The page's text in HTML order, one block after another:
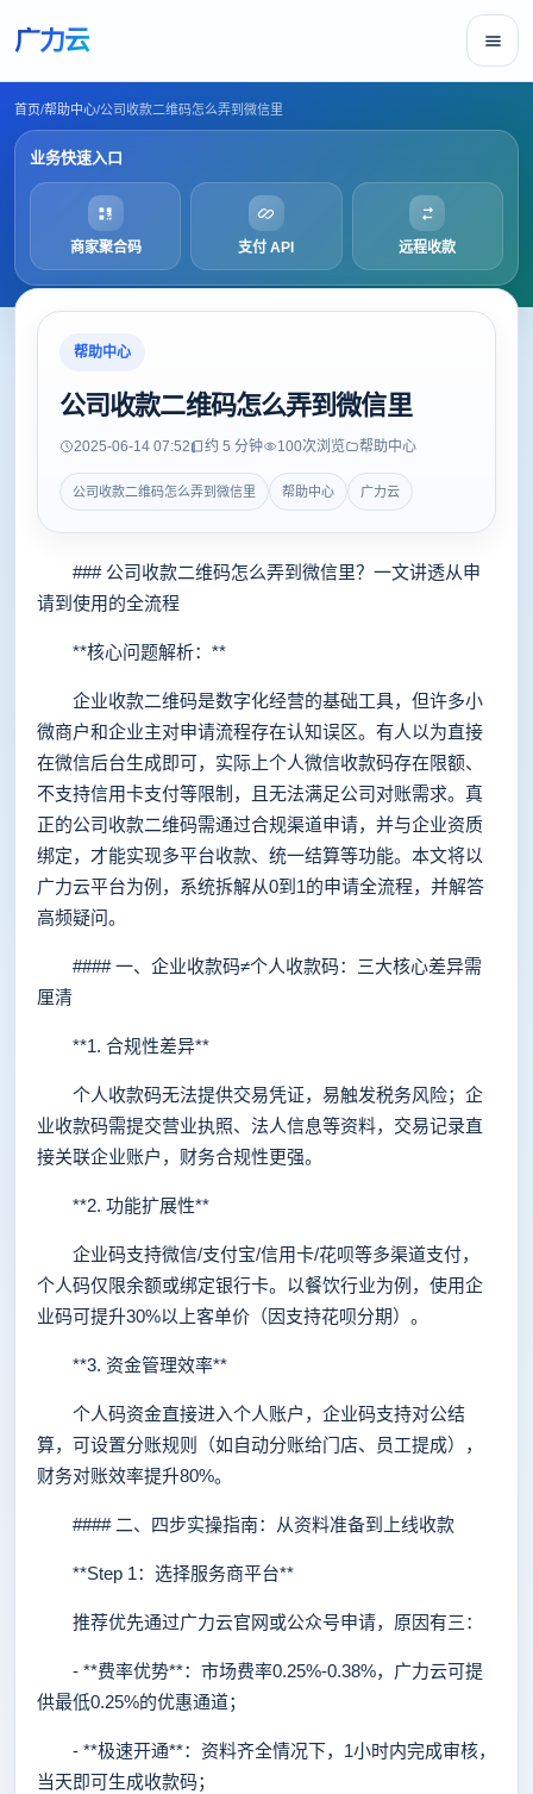
广力云
首页/帮助中心/公司收款二维码怎么弄到微信里
业务快速入口
商家聚合码 支付 API 远程收款
帮助中心
公司收款二维码怎么弄到微信里
2025-06-14 07:52 约 5 分钟 100次浏览 帮助中心
公司收款二维码怎么弄到微信里 帮助中心 广力云
### 公司收款二维码怎么弄到微信里？一文讲透从申
请到使用的全流程
**核心问题解析：**
企业收款二维码是数字化经营的基础工具，但许多小
微商户和企业主对申请流程存在认知误区。有人以为直接
在微信后台生成即可，实际上个人微信收款码存在限额、
不支持信用卡支付等限制，且无法满足公司对账需求。真
正的公司收款二维码需通过合规渠道申请，并与企业资质
绑定，才能实现多平台收款、统一结算等功能。本文将以
广力云平台为例，系统拆解从0到1的申请全流程，并解答
高频疑问。
#### 一、企业收款码≠个人收款码：三大核心差异需
厘清
**1. 合规性差异**
个人收款码无法提供交易凭证，易触发税务风险；企
业收款码需提交营业执照、法人信息等资料，交易记录直
接关联企业账户，财务合规性更强。
**2. 功能扩展性**
企业码支持微信/支付宝/信用卡/花呗等多渠道支付，
个人码仅限余额或绑定银行卡。以餐饮行业为例，使用企
业码可提升30%以上客单价（因支持花呗分期）。
**3. 资金管理效率**
个人码资金直接进入个人账户，企业码支持对公结
算，可设置分账规则（如自动分账给门店、员工提成），
财务对账效率提升80%。
#### 二、四步实操指南：从资料准备到上线收款
**Step 1：选择服务商平台**
推荐优先通过广力云官网或公众号申请，原因有三：
- **费率优势**：市场费率0.25%-0.38%，广力云可提
供最低0.25%的优惠通道；
- **极速开通**：资料齐全情况下，1小时内完成审核，
当天即可生成收款码；